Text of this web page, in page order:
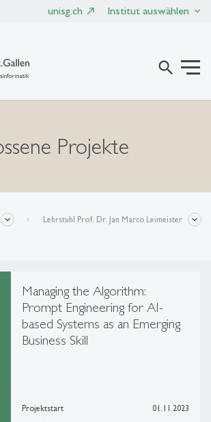
unisg.ch Institut auswählen
search
Projekte
Lehrstuhl Prof. Dr. Jan Marco Leimeister
Managing the Algorithm:
Prompt Engineering for AI-
based Systems as an Emerging
Business Skill
Projektstart
01.11.2023